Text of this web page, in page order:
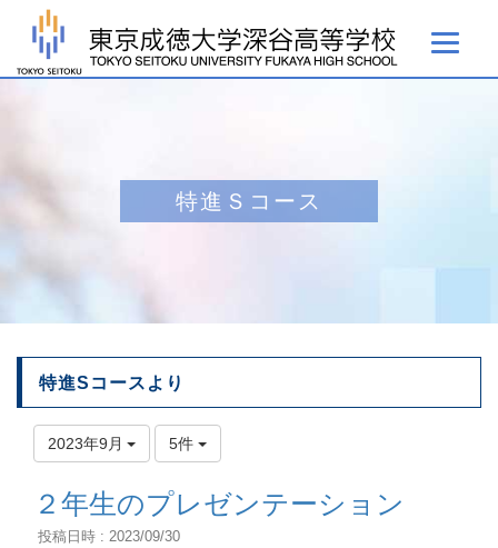
特進Ｓコース
特進Sコースより
2023年9月 5件
２年生のプレゼンテーション
投稿日時 : 2023/09/30